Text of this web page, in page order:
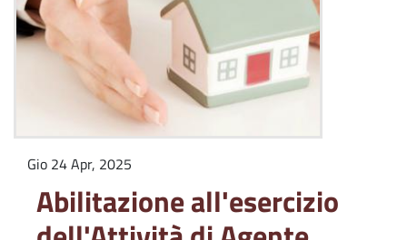
Gio 24 Apr, 2025
Abilitazione all'esercizio